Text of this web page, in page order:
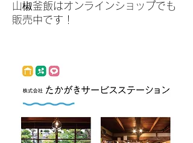
​山椒釜飯はオンラインショップでも
販売中です！